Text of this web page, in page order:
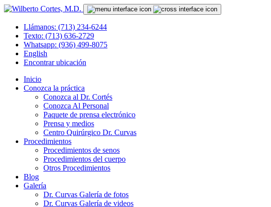
Llámanos: (713) 234-6244
Texto: (713) 636-2729
Whatsapp: (936) 499-8075
English
Encontrar ubicación
Inicio
Conozca la práctica
Conozca al Dr. Cortés
Conozca Al Personal
Paquete de prensa electrónico
Prensa y medios
Centro Quirúrgico Dr. Curvas
Procedimientos
Procedimientos de senos
Procedimientos del cuerpo
Otros Procedimientos
Blog
Galería
Dr. Curvas Galería de fotos
Dr. Curvas Galería de videos